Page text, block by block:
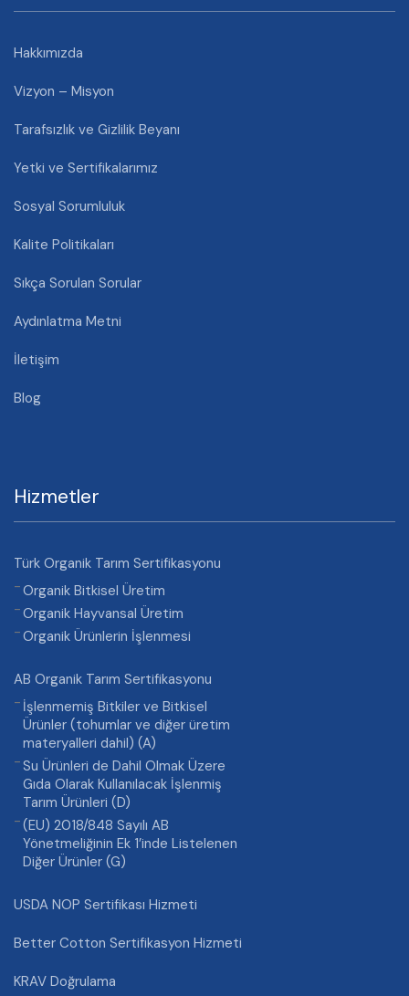
Hakkımızda
Vizyon – Misyon
Tarafsızlık ve Gizlilik Beyanı
Yetki ve Sertifikalarımız
Sosyal Sorumluluk
Kalite Politikaları
Sıkça Sorulan Sorular
Aydınlatma Metni
İletişim
Blog
Hizmetler
Türk Organik Tarım Sertifikasyonu
Organik Bitkisel Üretim
Organik Hayvansal Üretim
Organik Ürünlerin İşlenmesi
AB Organik Tarım Sertifikasyonu
İşlenmemiş Bitkiler ve Bitkisel
Ürünler (tohumlar ve diğer üretim
materyalleri dahil) (A)
Su Ürünleri de Dahil Olmak Üzere
Gıda Olarak Kullanılacak İşlenmiş
Tarım Ürünleri (D)
(EU) 2018/848 Sayılı AB
Yönetmeliğinin Ek 1’inde Listelenen
Diğer Ürünler (G)
USDA NOP Sertifikası Hizmeti
Better Cotton Sertifikasyon Hizmeti
KRAV Doğrulama